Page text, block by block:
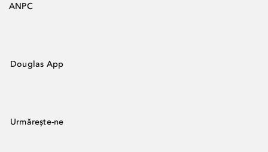
ANPC
Douglas App
Urmărește-ne